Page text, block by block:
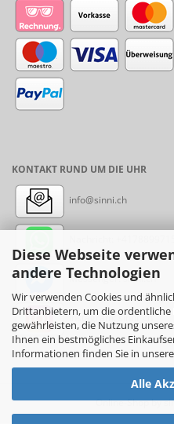
Diese Webseite
andere Technologien
Wir verwenden Cookies und
Drittanbietern, um die ordentliche
gewährleisten, die Nutzung
Ihnen ein bestmögliches
Informationen finden Sie in
Alle
KONTAKT RUND UM DIE UHR
info@sinni.ch
Messenger: sinni.ch
Instagram: sinni_ch
Online-Shopby